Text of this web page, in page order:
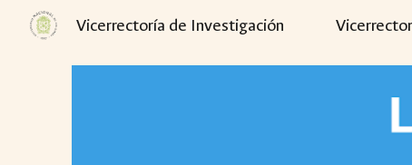
Vicerrectoría de Investigación